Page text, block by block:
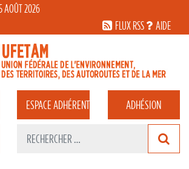
AOÛT 2026
FLUX RSS
AIDE
ESPACEADHÉRENT ADHÉSION